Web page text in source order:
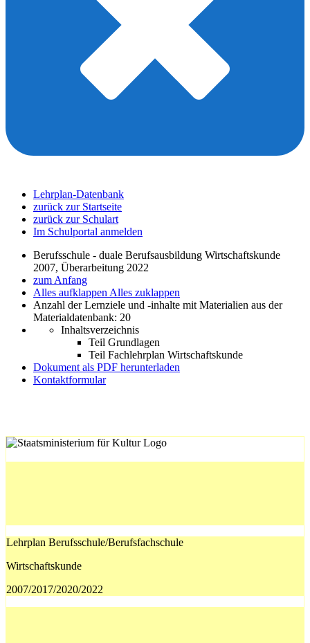
Lehrplan-Datenbank
zurück zur Startseite
zurück zur Schulart
Im Schulportal anmelden
Berufsschule - duale Berufsausbildung Wirtschaftskunde
2007, Überarbeitung 2022
zum Anfang
Alles aufklappen Alles zuklappen
Anzahl der Lernziele und -inhalte mit Materialien aus der
Materialdatenbank: 20
Inhaltsverzeichnis
Teil Grundlagen
Teil Fachlehrplan Wirtschaftskunde
Dokument als PDF herunterladen
Kontaktformular
Lehrplan Berufsschule/Berufsfachschule
Wirtschaftskunde
2007/2017/2020/2022